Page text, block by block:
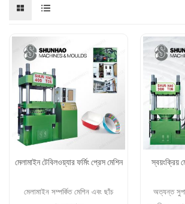
মেলামাইন টেবিলওয়্যার ফর্মিং প্রেস মেশিন
মেলামাইন সম্পর্কিত মেশিন এবং ছাঁচ
স্বয়ংক্রিয়
অত্যন্ত